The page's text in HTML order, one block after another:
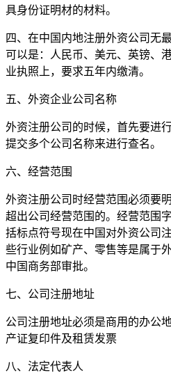
具身份证明材的材料。
四、在中国内地注册外资公司无
可以是：人民币、美元、英镑、
业执照上，要求五年内缴清。
五、外资企业公司名称
外资注册公司的时候，首先要进
提交多个公司名称来进行查名。
六、经营范围
外资注册公司时经营范围必须要
超出公司经营范围的。经营范围
括标点符号现在中国对外资公司
些行业例如矿产、零售等是属于
中国商务部审批。
七、公司注册地址
公司注册地址必须是商用的办公
产证复印件及租赁发票
八、法定代表人